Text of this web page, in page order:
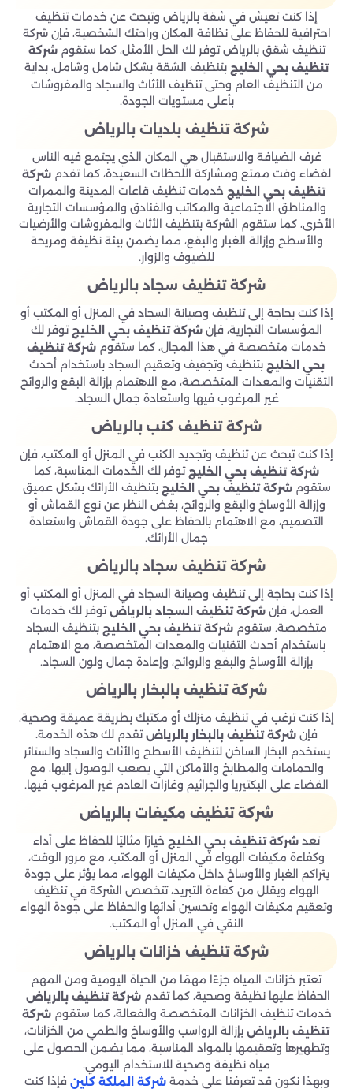
إذا كنت تعيش في شقة بالرياض وتبحث عن خدمات تنظيف
احترافية للحفاظ على نظافة المكان وراحتك الشخصية، فإن شركة
تنظيف شقق بالرياض توفر لك الحل الأمثل، كما ستقومشركة
تنظيف بحي الخليج بتنظيف الشقة بشكل شامل وشامل، بداية
من التنظيف العام وحتى تنظيف الأثاث والسجاد والمفروشات
بأعلى مستويات الجودة.
شركة تنظيف بلديات بالرياض
غرف الضيافة والاستقبال هي المكان الذي يجتمع فيه الناس
لقضاء وقت ممتع ومشاركة اللحظات السعيدة، كما تقدم شركة
تنظيف بحي الخليج خدمات تنظيف قاعات المدينة والممرات
والمناطق الاجتماعية والمكاتب والفنادق والمؤسسات التجارية
الأخرى، كما ستقوم الشركة بتنظيف الأثاث والمفروشات والأرضيات
والأسطح وإزالة الغبار والبقع، مما يضمن بيئة نظيفة ومريحة
للضيوف والزوار.
شركة تنظيف سجاد بالرياض
إذا كنت بحاجة إلى تنظيف وصيانة السجاد في المنزل أو المكتب أو
المؤسسات التجارية، فإن شركة تنظيف بحي الخليج توفر لك
خدمات متخصصة في هذا المجال، كما ستقوم شركة تنظيف
بحي الخليج بتنظيف وتجفيف وتعقيم السجاد باستخدام أحدث
التقنيات والمعدات المتخصصة، مع الاهتمام بإزالة البقع والروائح
غير المرغوب فيها واستعادة جمال السجاد.
شركة تنظيف كنب بالرياض
إذا كنت تبحث عن تنظيف وتجديد الكنب في المنزل أو المكتب، فإن
شركة تنظيف بحي الخليج توفر لك الخدمات المناسبة، كما
ستقومشركة تنظيف بحي الخليج بتنظيف الأرائك بشكل عميق
وإزالة الأوساخ والبقع والروائح، بغض النظر عن نوع القماش أو
التصميم، مع الاهتمام بالحفاظ على جودة القماش واستعادة
جمال الأرائك.
شركة تنظيف سجاد بالرياض
إذا كنت بحاجة إلى تنظيف وصيانة السجاد في المنزل أو المكتب أو
العمل، فإنشركة تنظيف السجاد بالرياضتوفر لك خدمات
متخصصة. ستقوم شركة تنظيف بحي الخليج بتنظيف السجاد
باستخدام أحدث التقنيات والمعدات المتخصصة، مع الاهتمام
بإزالة الأوساخ والبقع والروائح، وإعادة جمال ولون السجاد.
شركة تنظيف بالبخار بالرياض
إذا كنت ترغب في تنظيف منزلك أو مكتبك بطريقة عميقة وصحية،
فإن شركة تنظيف بالبخار بالرياضتقدم لك هذه الخدمة.
يستخدم البخار الساخن لتنظيف الأسطح والأثاث والسجاد والستائر
والحمامات والمطابخ والأماكن التي يصعب الوصول إليها، مع
القضاء على البكتيريا والجراثيم وغازات العادم غير المرغوب فيها.
شركة تنظيف مكيفات بالرياض
تعد شركة تنظيف بحي الخليج خيارًا مثاليًا للحفاظ على أداء
وكفاءة مكيفات الهواء في المنزل أو المكتب، مع مرور الوقت،
يتراكم الغبار والأوساخ داخل مكيفات الهواء، مما يؤثر على جودة
الهواء ويقلل من كفاءة التبريد، تتخصص الشركة في تنظيف
وتعقيم مكيفات الهواء وتحسين أدائها والحفاظ على جودة الهواء
النقي في المنزل أو المكتب.
شركة تنظيف خزانات بالرياض
تعتبر خزانات المياه جزءًا مهمًا من الحياة اليومية ومن المهم
الحفاظ عليها نظيفة وصحية، كما تقدم شركة تنظيف بالرياض
خدمات تنظيف الخزانات المتخصصة والفعالة، كما ستقومشركة
تنظيف بالرياضبإزالة الرواسب والأوساخ والطمي من الخزانات،
وتطهيرها وتعقيمها بالمواد المناسبة، مما يضمن الحصول على
مياه نظيفة وصحية للاستخدام اليومي.
وبهذا نكون قد تعرفنا على خدمةشركة الملكة كلين فإذا كنت